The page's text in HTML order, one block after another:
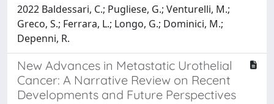
2022 Baldessari, C.; Pugliese, G.; Venturelli, M.;
Greco, S.; Ferrara, L.; Longo, G.; Dominici, M.;
Depenni, R.
New Advances in Metastatic Urothelial
Cancer: A Narrative Review on Recent
Developments and Future Perspectives